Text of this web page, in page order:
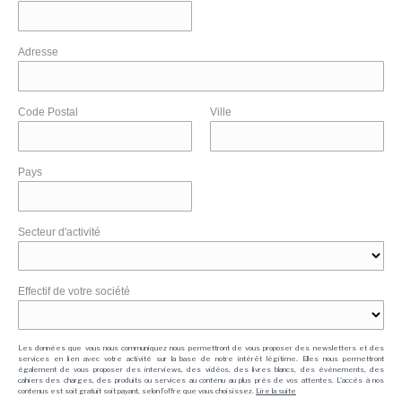
Adresse
Code Postal Ville
Pays
Secteur d'activité
Effectif de votre société
Les données que vous nous communiquez nous permettront de vous proposer des newsletters et des
services en lien avec votre activité sur la base de notre intérêt légitime. Elles nous permettront
également de vous proposer des interviews, des vidéos, des livres blancs, des événements, des
cahiers des charges, des produits ou services au contenu au plus près de vos attentes. L'accès à nos
contenus est soit gratuit soit payant, selon l'offre que vous choisissez. Lire la suite